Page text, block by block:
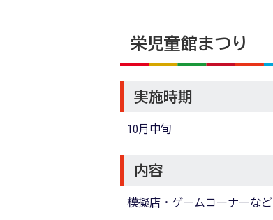
栄児童館まつり
実施時期
10月中旬
内容
模擬店・ゲームコーナーなど